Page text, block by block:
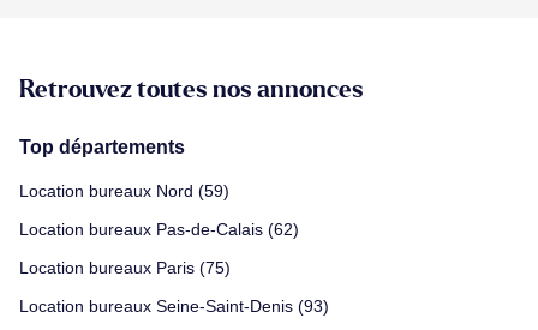
Retrouvez toutes nos annonces
Top départements
Location bureaux Nord (59)
Location bureaux Pas-de-Calais (62)
Location bureaux Paris (75)
Location bureaux Seine-Saint-Denis (93)